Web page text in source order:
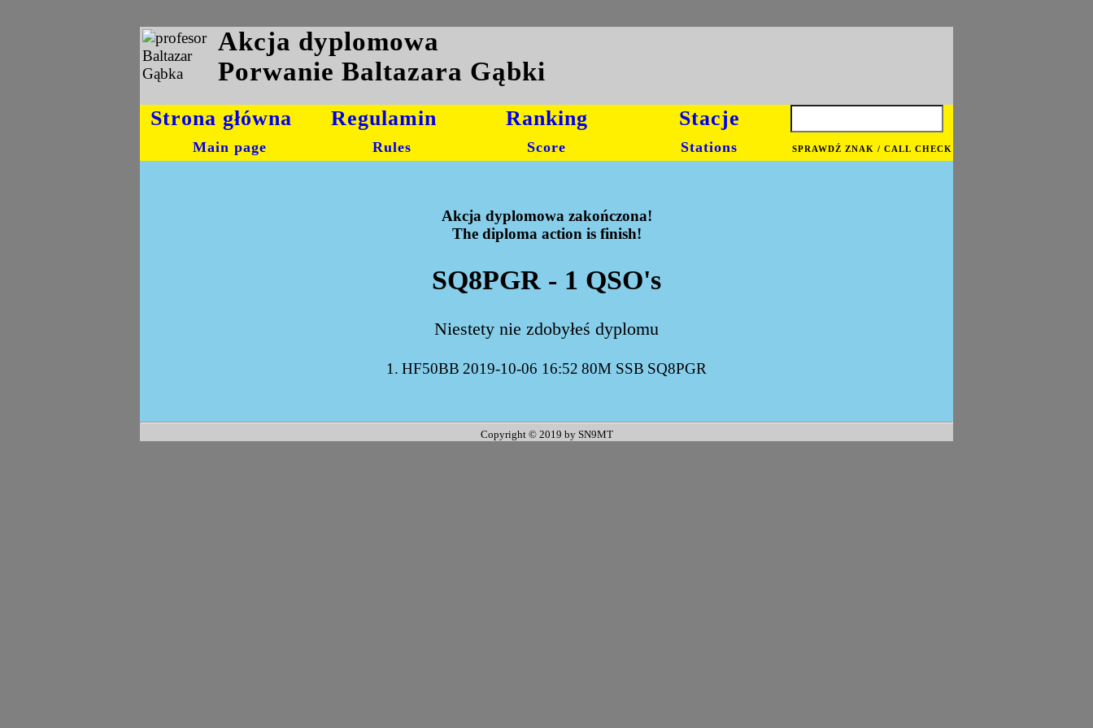
Akcja dyplomowa
Porwanie Baltazara Gąbki
Strona główna
Main page
Regulamin
Rules
Ranking
Score
Stacje
Stations SPRAWDŹ ZNAK / CALL CHECK
Akcja dyplomowa zakończona!
The diploma action is finish!
SQ8PGR - 1 QSO's
Niestety nie zdobyłeś dyplomu
1. HF50BB 2019-10-06 16:52 80M SSB SQ8PGR
Copyright © 2019 by SN9MT